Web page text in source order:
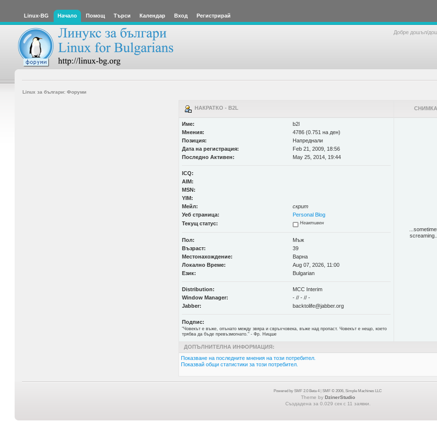
Linux-BG Начало Помощ Търси Календар Вход Регистрирай
Добре дошъл/
Linux за българи: Форуми
НАКРАТКО - B2L
Име:
b2l
Мнения:
4786 (0.751 на ден)
Позиция:
Напреднали
Дата на регистрация:
Feb 21, 2009, 18:56
Последно Активен:
May 25, 2014, 19:44
ICQ:
AIM:
MSN:
YIM:
Мейл:
скрит
Уеб страница:
Personal Blog
Текущ статус:
Неактивен
Пол:
Мъж
Възраст:
39
Местонахождение:
Варна
Локално Време:
Aug 07, 2026, 11:00
Език:
Bulgarian
Distribution:
MCC Interim
Window Manager:
- // - // -
Jabber:
backtolife@jabber.org
Подпис:
"Човекът е въже, опънато между звяра и свръхчовека, въже над пропаст. Човекът е нещо, което
трябва да бъде превъзмогнато." - Фр. Ницше
ДОПЪЛНИТЕЛНА ИНФОРМАЦИЯ:
Показване на последните мнения на този потребител.
Показвай общи статистики за този потребител.
Powered by SMF 2.0 Beta 4 SMF © 2006, Simple Machines LLC
Theme by DzinerStudio
Създадена за 0.029 сек с 11 заявки.